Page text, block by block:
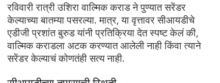
रविवारी रात्री उशिरा वाल्मिक कराड ने पुण्यात सरेंडर
केल्याच्या बातम्या पसरल्या. मात्र, या वृत्तावर सीआयडीचे
एडीजी प्रशांत बुरुड यांनी प्रतिक्रिया देत स्पष्ट केलं की,
वाल्मिक कराडला अटक करण्यात आलेली नाही किंवा त्याने
सरेंडर केल्याचं कोणतंही सत्य नाही.